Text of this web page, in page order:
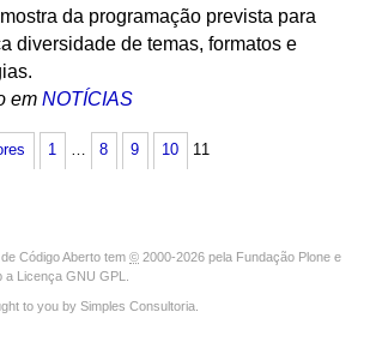
da programação prevista para
diversidade de temas, formatos e
em NOTÍCIAS
1 … 8 9 10 11
Código Aberto tem © 2000-2026 pela Fundação Plone e
a Licença GNU GPL
to you by Simples Consultoria